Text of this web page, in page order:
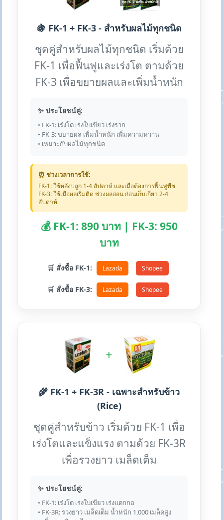
🍇 FK-1 + FK-3 - สำหรับผลไม้ทุกชนิด
ชุดคู่สำหรับผลไม้ทุกชนิด เริ่มด้วย
FK-1 เพื่อฟื้นฟูและเร่งโต ตามด้วย
FK-3 เพื่อขยายผลและเพิ่มน้ำหนัก
✨ ประโยชน์คู่:
• FK-1: เร่งโต เร่งใบเขียว เร่งราก
• FK-3: ขยายผล เพิ่มน้ำหนัก เพิ่มความหวาน
• เหมาะกับผลไม้ทุกชนิด
⏰ ช่วงเวลาการใช้:
FK-1: ใช้หลังปลูก 1-4 สัปดาห์ และเมื่อต้องการฟื้นฟูพืช
FK-3: ใช้เมื่อผลเริ่มติด ช่วงผลอ่อน ก่อนเก็บเกี่ยว 2-4
สัปดาห์
💰 FK-1: 890 บาท | FK-3: 950
บาท
🛒 สั่งซื้อ FK-1: Lazada Shopee
🛒 สั่งซื้อ FK-3: Lazada Shopee
+
🌾 FK-1 + FK-3R - เฉพาะสำหรับข้าว
(Rice)
ชุดคู่สำหรับข้าว เริ่มด้วย FK-1 เพื่อ
เร่งโตและแข็งแรง ตามด้วย FK-3R
เพื่อรวงยาว เมล็ดเต็ม
✨ ประโยชน์คู่:
• FK-1: เร่งโต เร่งใบเขียว เร่งแตกกอ
• FK-3R: รวงยาว เมล็ดเต็ม น้ำหนัก 1,000 เมล็ดสูง